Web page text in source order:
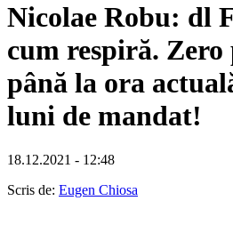
Nicolae Robu: dl
cum respiră. Zero
până la ora
luni de mandat!
18.12.2021 - 12:48
Scris de: Eugen Chiosa